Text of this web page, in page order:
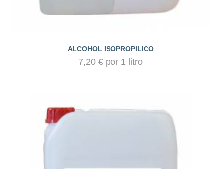
ALCOHOL ISOPROPILICO
7,20 € por 1 litro